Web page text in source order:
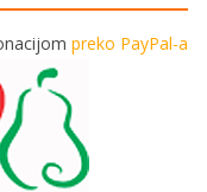
preko PayPal-a